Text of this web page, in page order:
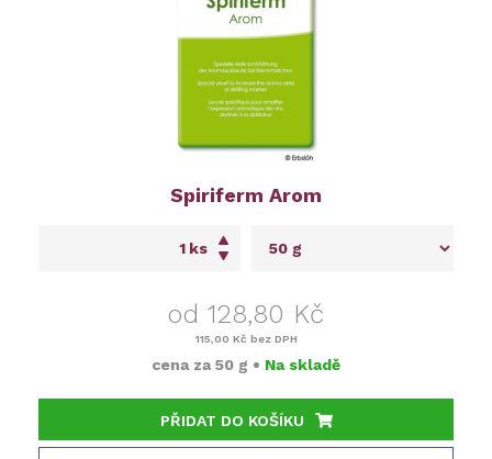
Spiriferm Arom
ks
od 128,80 Kč
115,00 Kč bez DPH
cena za 50 g • Na skladě
PŘIDAT DO KOŠÍKU